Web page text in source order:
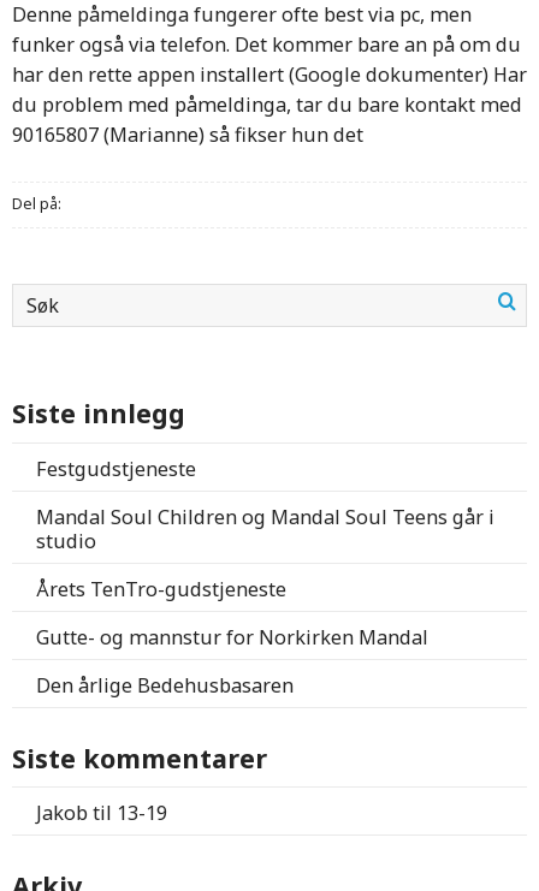
Denne påmeldinga fungerer ofte best via pc, men
funker også via telefon. Det kommer bare an på om du
har den rette appen installert (Google dokumenter) Har
du problem med påmeldinga, tar du bare kontakt med
90165807 (Marianne) så fikser hun det
Del på:
Siste innlegg
Festgudstjeneste
Mandal Soul Children og Mandal Soul Teens går i
studio
Årets TenTro-gudstjeneste
Gutte- og mannstur for Norkirken Mandal
Den årlige Bedehusbasaren
Siste kommentarer
Jakobtil 13-19